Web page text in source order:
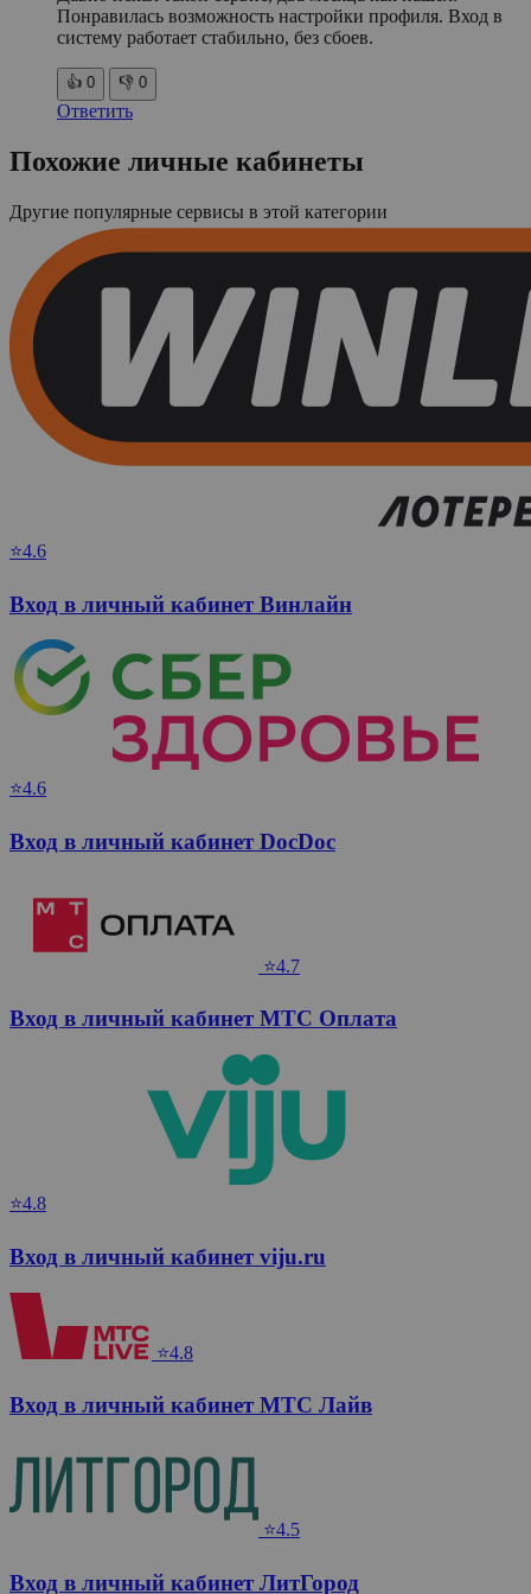
Понравилась возможность настройки профиля. Вход в
систему работает стабильно, без сбоев.
👍 0 👎 0
Ответить
Похожие личные кабинеты
Другие популярные сервисы в этой категории
⭐4.6
Вход в личный кабинет Винлайн
⭐4.6
Вход в личный кабинет DocDoc
⭐4.7
Вход в личный кабинет МТС Оплата
⭐4.8
Вход в личный кабинет viju.ru
⭐4.8
Вход в личный кабинет МТС Лайв
⭐4.5
Вход в личный кабинет ЛитГород